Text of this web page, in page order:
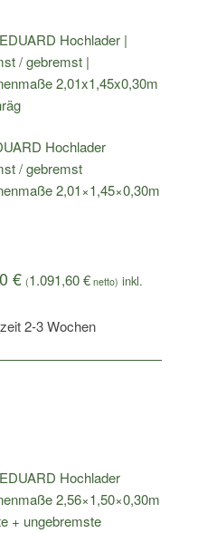
Hochlader
/ gebremst
2,01×1,45×0,30m
€ (1.091,60€netto)
2-3 Wochen